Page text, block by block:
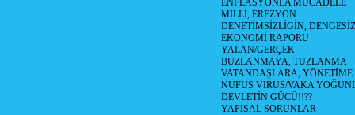
ENFLASYONLA MÜCADELE
MİLLİ, EREZYON
DENETİMSİZLİGİN,
EKONOMİ RAPORU
YALAN/GERÇEK
BUZLANMAYA, TUZLANMA
VATANDAŞLARA,
NÜFUS VİRÜS/VAKA
DEVLETİN GÜCÜ!!??
YAPISAL SORUNLAR